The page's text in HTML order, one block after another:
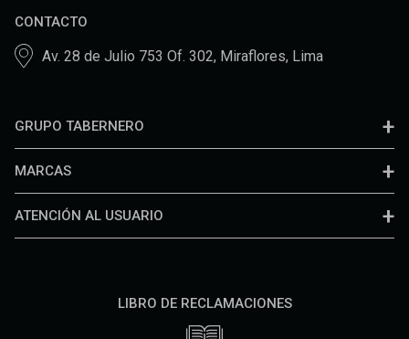
CONTACTO
Av. 28 de Julio 753 Of. 302, Miraflores, Lima
GRUPO TABERNERO
MARCAS
ATENCIÓN AL USUARIO
LIBRO DE RECLAMACIONES